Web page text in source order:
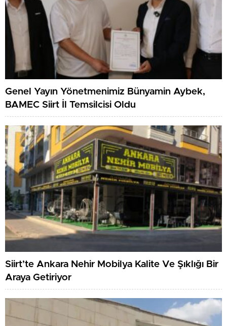
Genel Yayın Yönetmenimiz Bünyamin Aybek,
BAMEC Siirt İl Temsilcisi Oldu
Siirt’te Ankara Nehir Mobilya Kalite Ve Şıklığı Bir
Araya Getiriyor